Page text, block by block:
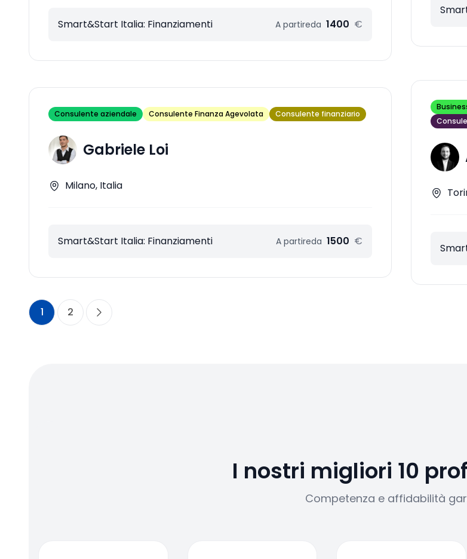
Smart&Start Italia: Finanziamenti A partireda 1400 €
Consulente aziendale Consulente Finanza Agevolata Consulente finanziario
Gabriele Loi
Milano, Italia
Smart&Start Italia: Finanziamenti A partireda 1500 €
1 2
I nostri migliori 10
Competenza e affidabilità